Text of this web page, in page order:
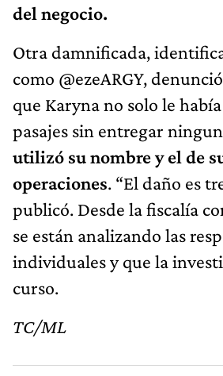
del negocio.
Otra damnificada,
como @ezeARGY,
que Karyna no solo le
pasajes sin entregar
utilizó su nombre y el de
operaciones. “El daño es
publicó. Desde la fiscalía
se están analizando las
individuales y que la
curso.
TC/ML